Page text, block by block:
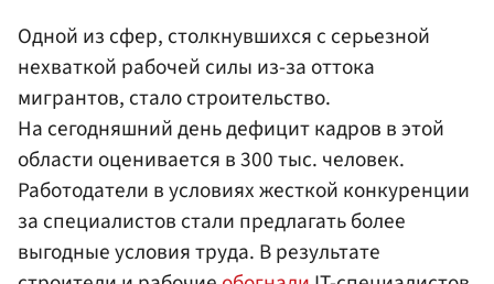
Одной из сфер, столкнувшихся с серьезной
нехваткой рабочей силы из-за оттока
мигрантов, стало строительство.
На сегодняшний день дефицит кадров в этой
области оценивается в 300 тыс. человек.
Работодатели в условиях жесткой конкуренции
за специалистов стали предлагать более
выгодные условия труда. В результате